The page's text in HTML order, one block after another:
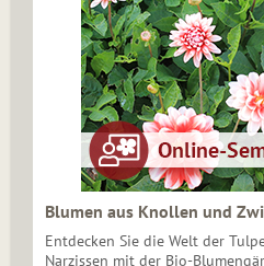
Blumen aus Knollen und
Entdecken Sie die Welt der
Narzissen mit der Bio-